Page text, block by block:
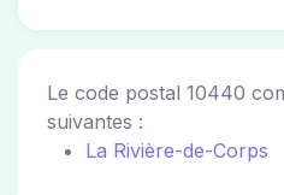
Le code postal 10440
suivantes :
La Rivière-de-Corps